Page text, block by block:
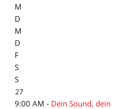
M
D
M
D
F
S
S
27
9:00 AM - Dein Sound, dein